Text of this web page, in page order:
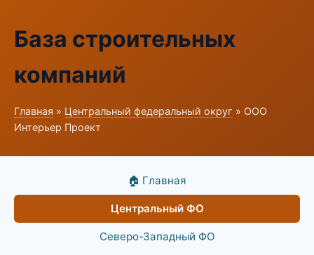
База строительных
компаний
Главная » Центральный федеральный округ » ООО
Интерьер Проект
🏠 Главная
Центральный ФО
Северо-Западный ФО